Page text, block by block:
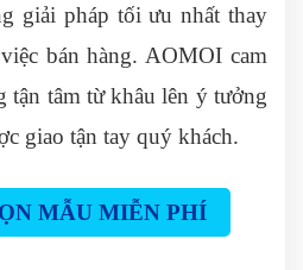
giải pháp tối ưu nhất thay
bán hàng. AOMOI cam
tận tâm từ khâu lên ý tưởng
giao tận tay quý khách.
MẪU MIỄN PHÍ